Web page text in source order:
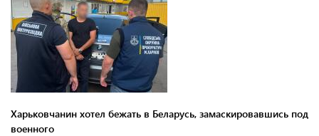
Харьковчанин хотел бежать в Беларусь, замаскировавшись под
военного